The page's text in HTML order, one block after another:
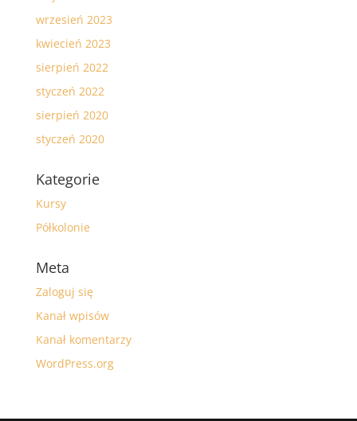
wrzesień 2023
kwiecień 2023
sierpień 2022
styczeń 2022
sierpień 2020
styczeń 2020
Kategorie
Kursy
Półkolonie
Meta
Zaloguj się
Kanał wpisów
Kanał komentarzy
WordPress.org